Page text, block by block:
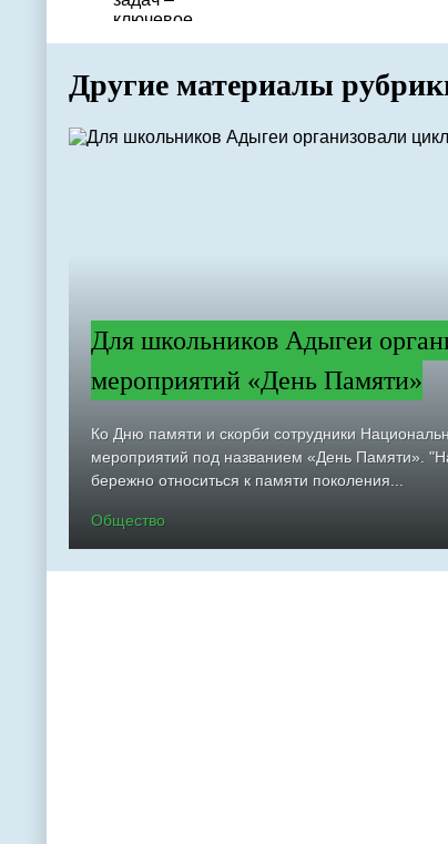
Другие материалы
Для школьников Адыгеи
мероприятий «День Памяти»
Ко Дню памяти и скорби сотрудники
мероприятий под названием «День Памяти».
бережно относиться к памяти поколения...
Общество